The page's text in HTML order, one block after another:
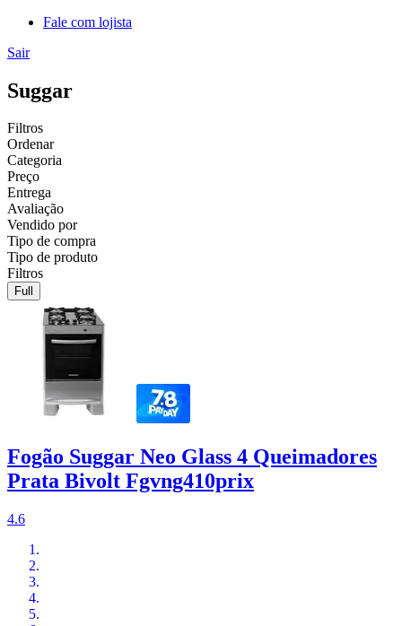
Fale com lojista
Sair
Suggar
Filtros
Ordenar
Categoria
Preço
Entrega
Avaliação
Vendido por
Tipo de compra
Tipo de produto
Filtros
Full
Fogão Suggar Neo Glass 4 Queimadores
Prata Bivolt Fgvng410prix
4.6